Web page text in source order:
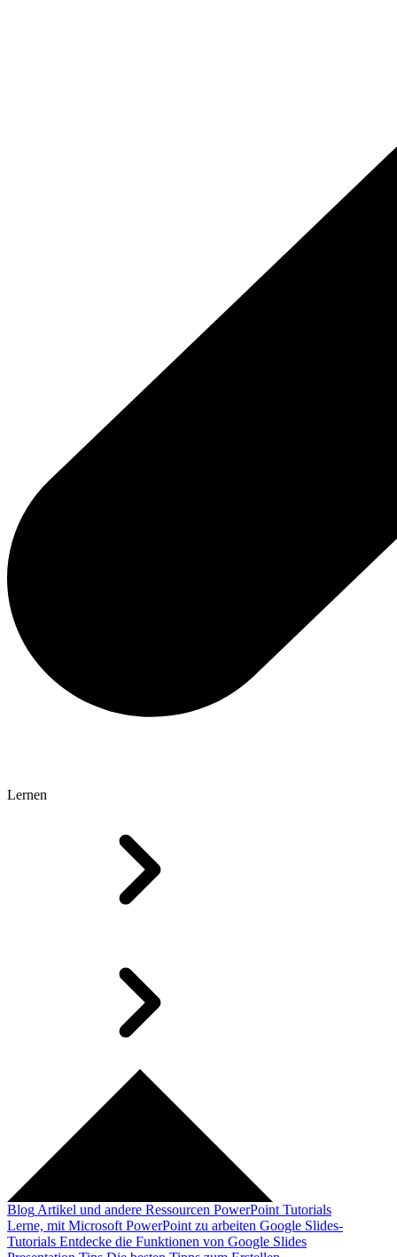
Lernen
Blog Artikel und andere Ressourcen PowerPoint Tutorials
Lerne, mit Microsoft PowerPoint zu arbeiten Google Slides-
Tutorials Entdecke die Funktionen von Google Slides